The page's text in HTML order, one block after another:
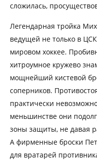
сложилась,
Легендарная тройка
ведущей не только в
мировом хоккее.
хитроумное кружево
мощнейший кистевой
соперников.
практически
меньшинстве они
зоны защиты, не давая
А фирменные броски
для вратарей